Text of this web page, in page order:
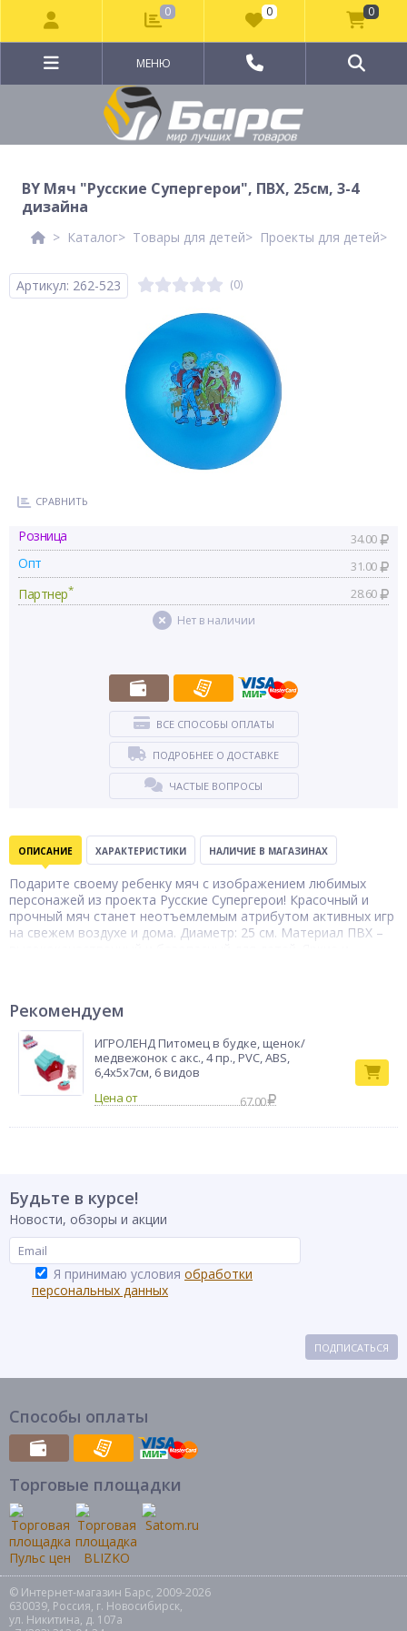
МЕНЮ
BY Мяч "Русские Супергерои", ПВХ, 25см, 3-4
дизайна
Каталог Товары для детей Проекты для детей
Артикул: 262-523 (0)
СРАВНИТЬ
Розница 34.00
Опт 31.00
Партнер* 28.60
Нет в наличии
ВСЕ СПОСОБЫ ОПЛАТЫ
ПОДРОБНЕЕ О ДОСТАВКЕ
ЧАСТЫЕ ВОПРОСЫ
ОПИСАНИЕ ХАРАКТЕРИСТИКИ НАЛИЧИЕ В МАГАЗИНАХ
Подарите своему ребенку мяч с изображением любимых
персонажей из проекта Русские Супергерои! Красочный и
прочный мяч станет неотъемлемым атрибутом активных игр
на свежем воздухе и дома. Диаметр: 25 см. Материал ПВХ –
развитию детей, улучшают координацию и моторику.
Превратите каждую игру в настоящее приключение! Ваш
ребенок будет в восторге от такого подарка, который
объединяет активные игры и любимых персонажей.
Тип товара
Мяч надувной
BY
Рекомендуем
ИГРОЛЕНД Питомец в будке, щенок/
медвежонок с акс., 4 пр., PVC, ABS,
6,4х5х7см, 6 видов
67.00
Будьте в курсе!
Новости, обзоры и акции
Я принимаю условия обработки
персональных данных
ПОДПИСАТЬСЯ
Способы оплаты
Торговые площадки
© Интернет-магазин Барс, 2009-2026
630039, Россия, г. Новосибирск,
ул. Никитина, д. 107а
0 0 0